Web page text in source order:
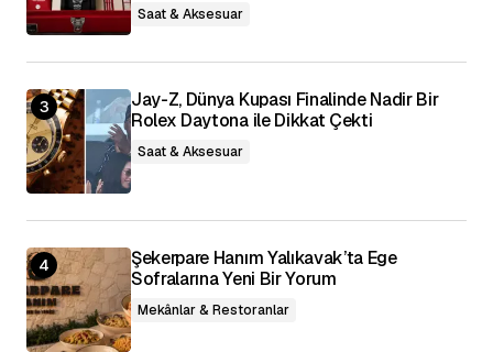
Saat & Aksesuar
Jay-Z, Dünya Kupası Finalinde Nadir Bir
Rolex Daytona ile Dikkat Çekti
Saat & Aksesuar
Şekerpare Hanım Yalıkavak’ta Ege
Sofralarına Yeni Bir Yorum
Mekânlar & Restoranlar